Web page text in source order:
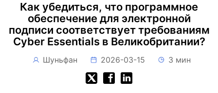
Как убедиться, что программное
обеспечение для электронной
подписи соответствует требованиям
Cyber Essentials в Великобритании?
Шуньфан 2026-03-15 3 мин